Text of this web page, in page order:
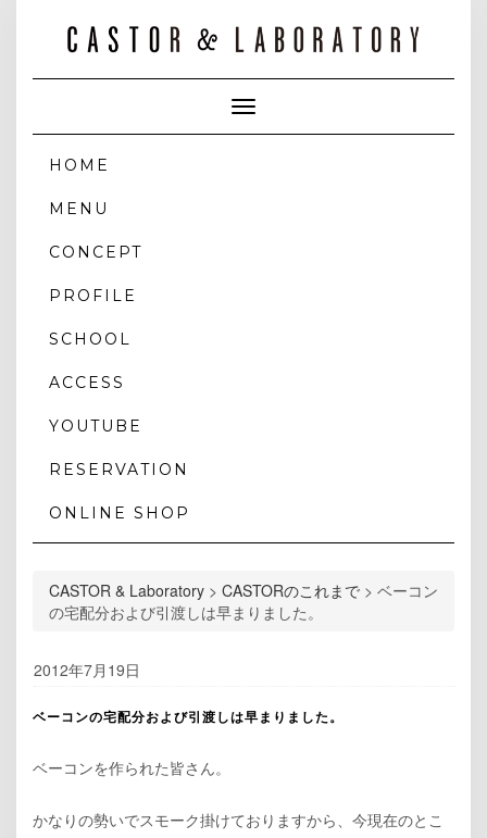
Toggle
Navigation
HOME
MENU
CONCEPT
PROFILE
SCHOOL
ACCESS
YOUTUBE
RESERVATION
ONLINE SHOP
CASTOR & Laboratory > CASTORのこれまで > ベーコン
の宅配分および引渡しは早まりました。
2012年7月19日
ベーコンの宅配分および引渡しは早まりました。
ベーコンを作られた皆さん。
かなりの勢いでスモーク掛けておりますから、今現在のとこ